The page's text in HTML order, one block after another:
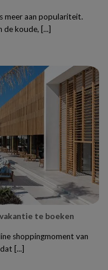
meer aan populariteit.
de koude, [...]
te boeken
shoppingmoment van
[...]